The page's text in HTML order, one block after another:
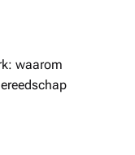
waarom